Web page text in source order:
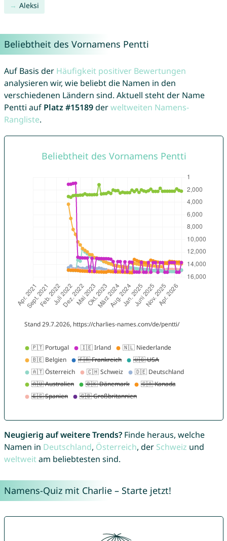
Aleksi
Beliebtheit des Vornamens Pentti
Auf Basis der Häufigkeit positiver Bewertungen
analysieren wir, wie beliebt die Namen in den
verschiedenen Ländern sind. Aktuell steht der Name
Pentti auf Platz #15189derweltweiten Namens-
Rangliste.
Neugierig auf weitere Trends?Finde heraus, welche
Namen in Deutschland, Österreich, der Schweiz und
weltweitam beliebtesten sind.
Namens-Quiz mit Charlie – Starte jetzt!